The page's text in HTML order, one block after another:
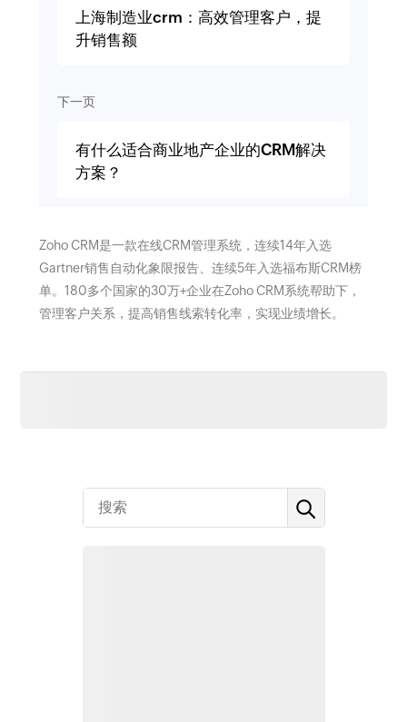
上海制造业crm：高效管理客户，提
升销售额
下一页
有什么适合商业地产企业的CRM解决
方案？
Zoho CRM是一款在线CRM管理系统，连续14年入选
Gartner销售自动化象限报告、连续5年入选福布斯CRM榜
单。180多个国家的30万+企业在Zoho CRM系统帮助下，
管理客户关系，提高销售线索转化率，实现业绩增长。